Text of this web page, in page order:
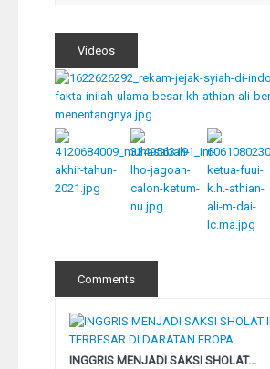
Videos
Comments
INGGRIS MENJADI SAKSI SHOLAT...